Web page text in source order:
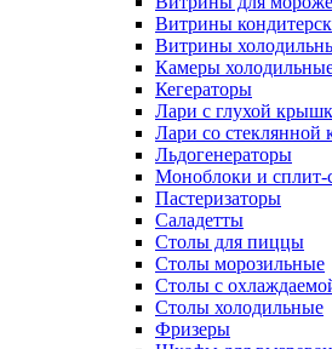
Витрины
Витрины
Камеры
Кегераторы
Лари с глухой
Лари со стеклянной
Льдогенераторы
Моноблоки и сплит-
Пастеризаторы
Саладетты
Столы для пиццы
Столы морозильные
Столы с
Столы холодильные
Фризеры